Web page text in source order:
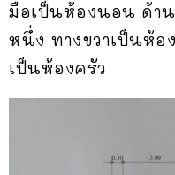
มือเป็นห้องนอน ด้า
หนึ่ง ทางขวาเป็นห้
เป็นห้องครัว